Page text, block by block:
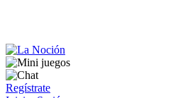
Regístrate